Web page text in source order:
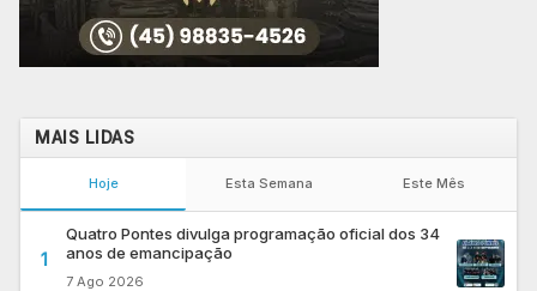
MAIS LIDAS
Hoje Esta Semana Este Mês
1
Quatro Pontes divulga programação oficial dos 34
anos de emancipação
7 Ago 2026